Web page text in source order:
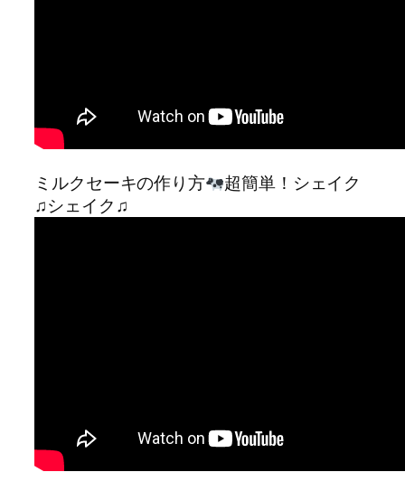
ミルクセーキの作り方
超簡単！シェイク
♫シェイク♫